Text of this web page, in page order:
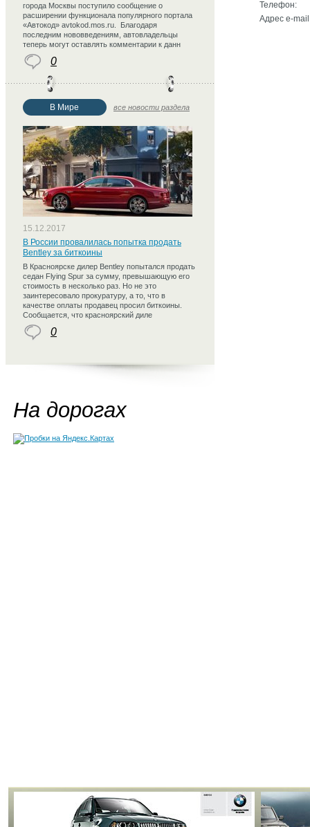
Телефон:
Адрес e-
города Москвы поступило сообщение о
расширении функционала популярного портала
«Автокод» avtokod.mos.ru. Благодаря
последним нововведениям, автовладельцы
теперь могут оставлять комментарии к данн
0
В Мире все новости раздела
15.12.2017
В России провалилась попытка продать
Bentley за биткоины
В Красноярске дилер Bentley попытался продать
седан Flying Spur за сумму, превышающую его
стоимость в несколько раз. Но не это
заинтересовало прокуратуру, а то, что в
качестве оплаты продавец просил биткоины.
Сообщается, что красноярский диле
0
На дорогах